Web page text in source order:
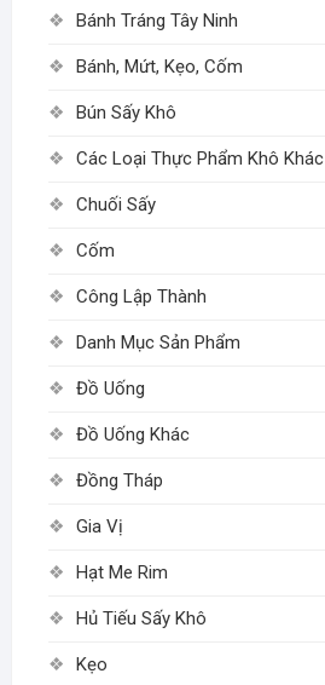
Bánh Tráng Tây Ninh
Bánh, Mứt, Kẹo, Cốm
Bún Sấy Khô
Các Loại Thực Phẩm Khô Khác
Chuối Sấy
Cốm
Công Lập Thành
Danh Mục Sản Phẩm
Đồ Uống
Đồ Uống Khác
Đồng Tháp
Gia Vị
Hạt Me Rim
Hủ Tiếu Sấy Khô
Kẹo